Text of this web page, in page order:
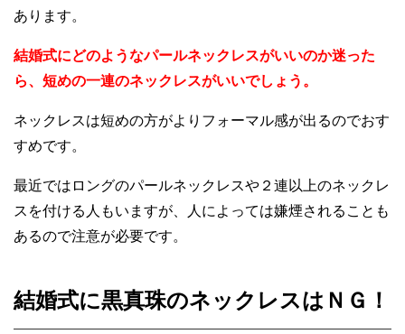
あります。
結婚式にどのようなパールネックレスがいいのか迷った
ら、短めの一連のネックレスがいいでしょう。
ネックレスは短めの方がよりフォーマル感が出るのでおす
すめです。
最近ではロングのパールネックレスや２連以上のネックレ
スを付ける人もいますが、人によっては嫌煙されることも
あるので注意が必要です。
結婚式に黒真珠のネックレスはＮＧ！